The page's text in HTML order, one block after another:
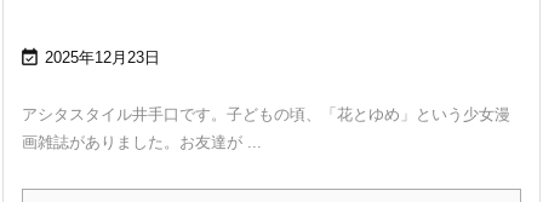
 2025年12月23日
アシタスタイル井手口です。子どもの頃、「花とゆめ」という少女漫
画雑誌がありました。お友達が ...